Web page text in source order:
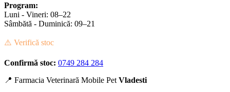
Program:
Luni - Vineri: 08–22
Sâmbătă - Duminică: 09–21
⚠️ Verifică stoc
Confirmă stoc: 0749 284 284
📍 Farmacia Veterinară Mobile Pet Vladesti